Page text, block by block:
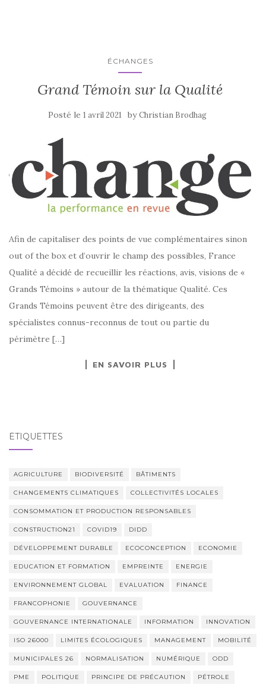
ÉCHANGES
Grand Témoin sur la Qualité
Posté le 1 avril 2021 byChristian Brodhag
Afin de capitaliser des points de vue complémentaires sinon
out of the box et d’ouvrir le champ des possibles, France
Qualité a décidé de recueillir les réactions, avis, visions de «
Grands Témoins » autour de la thématique Qualité. Ces
Grands Témoins peuvent être des dirigeants, des
spécialistes connus-reconnus de tout ou partie du
périmètre […]
EN SAVOIR PLUS
ÉTIQUETTES
AGRICULTURE BIODIVERSITÉ BÂTIMENTS
CHANGEMENTS CLIMATIQUES COLLECTIVITÉS LOCALES
CONSOMMATION ET PRODUCTION RESPONSABLES
CONSTRUCTION21 COVID19 DIDD
DÉVELOPPEMENT DURABLE ECOCONCEPTION ECONOMIE
EDUCATION ET FORMATION EMPREINTE ENERGIE
ENVIRONNEMENT GLOBAL EVALUATION FINANCE
FRANCOPHONIE GOUVERNANCE
GOUVERNANCE INTERNATIONALE INFORMATION INNOVATION
ISO 26000 LIMITES ÉCOLOGIQUES MANAGEMENT MOBILITÉ
MUNICIPALES 26 NORMALISATION NUMÉRIQUE ODD
PME POLITIQUE PRINCIPE DE PRÉCAUTION PÉTROLE